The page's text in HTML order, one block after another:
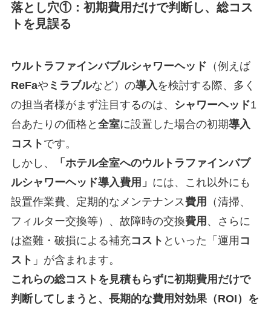
落とし穴①：初期費用だけで判断し、総コス
トを見誤る
ウルトラファインバブルシャワーヘッド （例えば
ReFaや ミラブルなど）の導入 を検討する際、多く
の担当者様がまず注目するのは、
シャワーヘッド1
台あたりの価格と 全室に設置した場合の初期導入
コスト です。
しかし、
「ホテル全室へのウルトラファインバブ
ルシャワーヘッド導入費用」 には、これ以外にも
設置作業費、定期的なメンテナンス費用
（清掃、
フィルター交換等）、故障時の交換費用 、さらに
は盗難・破損による補充コスト といった「運用 コ
スト 」が含まれます。
これらの総コストを見積もらずに初期費用だけで
判断してしまうと、長期的な費用対効果（ROI）を